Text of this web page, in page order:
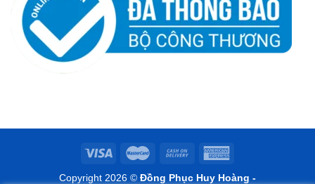
Copyright 2026 © Đồng Phục Huy Hoàng -